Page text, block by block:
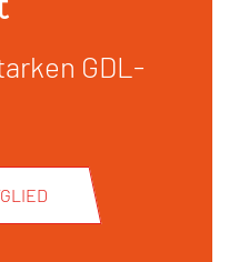
GDL-